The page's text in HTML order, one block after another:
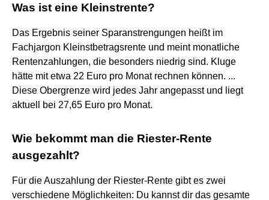
Was ist eine Kleinstrente?
Das Ergebnis seiner Sparanstrengungen heißt im
Fachjargon Kleinstbetragsrente und meint monatliche
Rentenzahlungen, die besonders niedrig sind. Kluge
hätte mit etwa 22 Euro pro Monat rechnen können. ...
Diese Obergrenze wird jedes Jahr angepasst und liegt
aktuell bei 27,65 Euro pro Monat.
Wie bekommt man die Riester-Rente
ausgezahlt?
Für die Auszahlung der Riester-Rente gibt es zwei
verschiedene Möglichkeiten: Du kannst dir das gesamte